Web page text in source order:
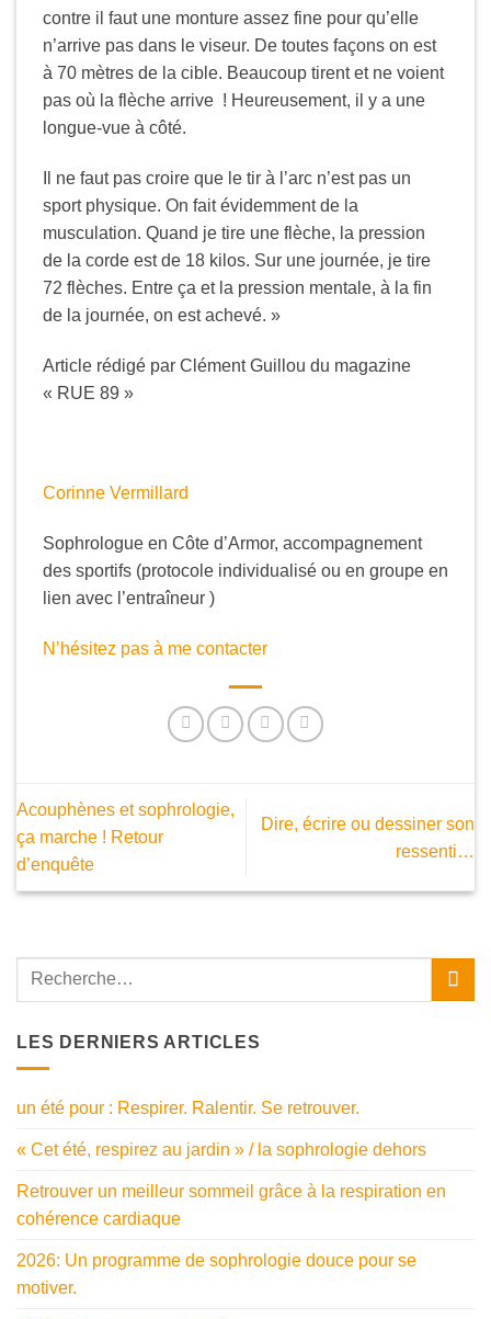
contre il faut une monture assez fine pour qu’elle
n’arrive pas dans le viseur. De toutes façons on est
à 70 mètres de la cible. Beaucoup tirent et ne voient
pas où la flèche arrive ! Heureusement, il y a une
longue-vue à côté.
Il ne faut pas croire que le tir à l’arc n’est pas un
sport physique. On fait évidemment de la
musculation. Quand je tire une flèche, la pression
de la corde est de 18 kilos. Sur une journée, je tire
72 flèches. Entre ça et la pression mentale, à la fin
de la journée, on est achevé. »
Article rédigé par Clément Guillou du magazine
« RUE 89 »
Corinne Vermillard
Sophrologue en Côte d’Armor, accompagnement
des sportifs (protocole individualisé ou en groupe en
lien avec l’entraîneur )
N’hésitez pas à me contacter
Acouphènes et sophrologie,
ça marche ! Retour
d’enquête
Dire, écrire ou dessiner son
ressenti…
LES DERNIERS ARTICLES
un été pour : Respirer. Ralentir. Se retrouver.
« Cet été, respirez au jardin » / la sophrologie dehors
Retrouver un meilleur sommeil grâce à la respiration en
cohérence cardiaque
2026: Un programme de sophrologie douce pour se
motiver.